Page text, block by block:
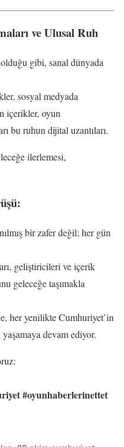
ve Ulusal Ruh
gibi, sanal dünyada
sosyal medyada
içerikler, oyun
bu ruhun dijital uzantıları.
ilerlemesi,
bir zafer değil; her gün
geliştiricileri ve içerik
geleceğe taşımakla
her yenilikte Cumhuriyet’in
devam ediyor.
#oyunhaberlerinettet